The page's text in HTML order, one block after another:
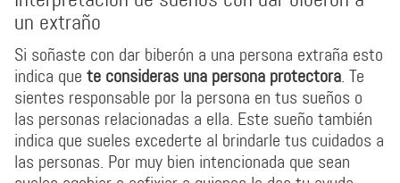
un extraño
Si soñaste con dar biberón a una persona extraña esto
indica que te consideras una persona protectora. Te
sientes responsable por la persona en tus sueños o
las personas relacionadas a ella. Este sueño también
indica que sueles excederte al brindarle tus cuidados a
las personas. Por muy bien intencionada que sean